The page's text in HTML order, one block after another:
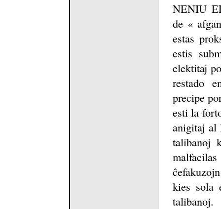
NENIU
de «
estas
estis
elektitaj
restado
precipe
esti la
anigitaj al
talibanoj
kies sola
talibanoj.